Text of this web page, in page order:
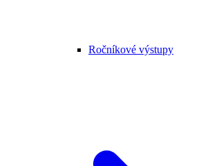
Ročníkové výstupy